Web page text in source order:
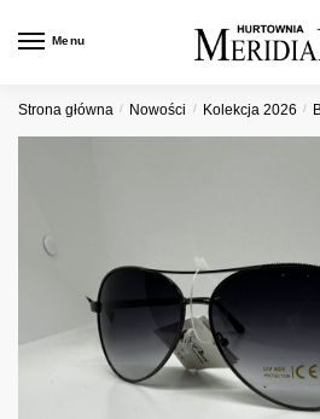
Menu
Strona główna / Nowości / Kolekcja 2026 /